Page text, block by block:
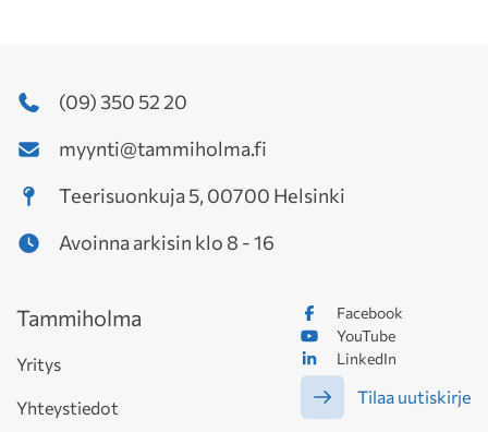
(09) 350 52 20
myynti@tammiholma.fi
Teerisuonkuja 5, 00700 Helsinki
Avoinna arkisin klo 8 - 16
Facebook
YouTube
LinkedIn
Tilaa uutiskirje
Tammiholma
Yritys
Yhteystiedot